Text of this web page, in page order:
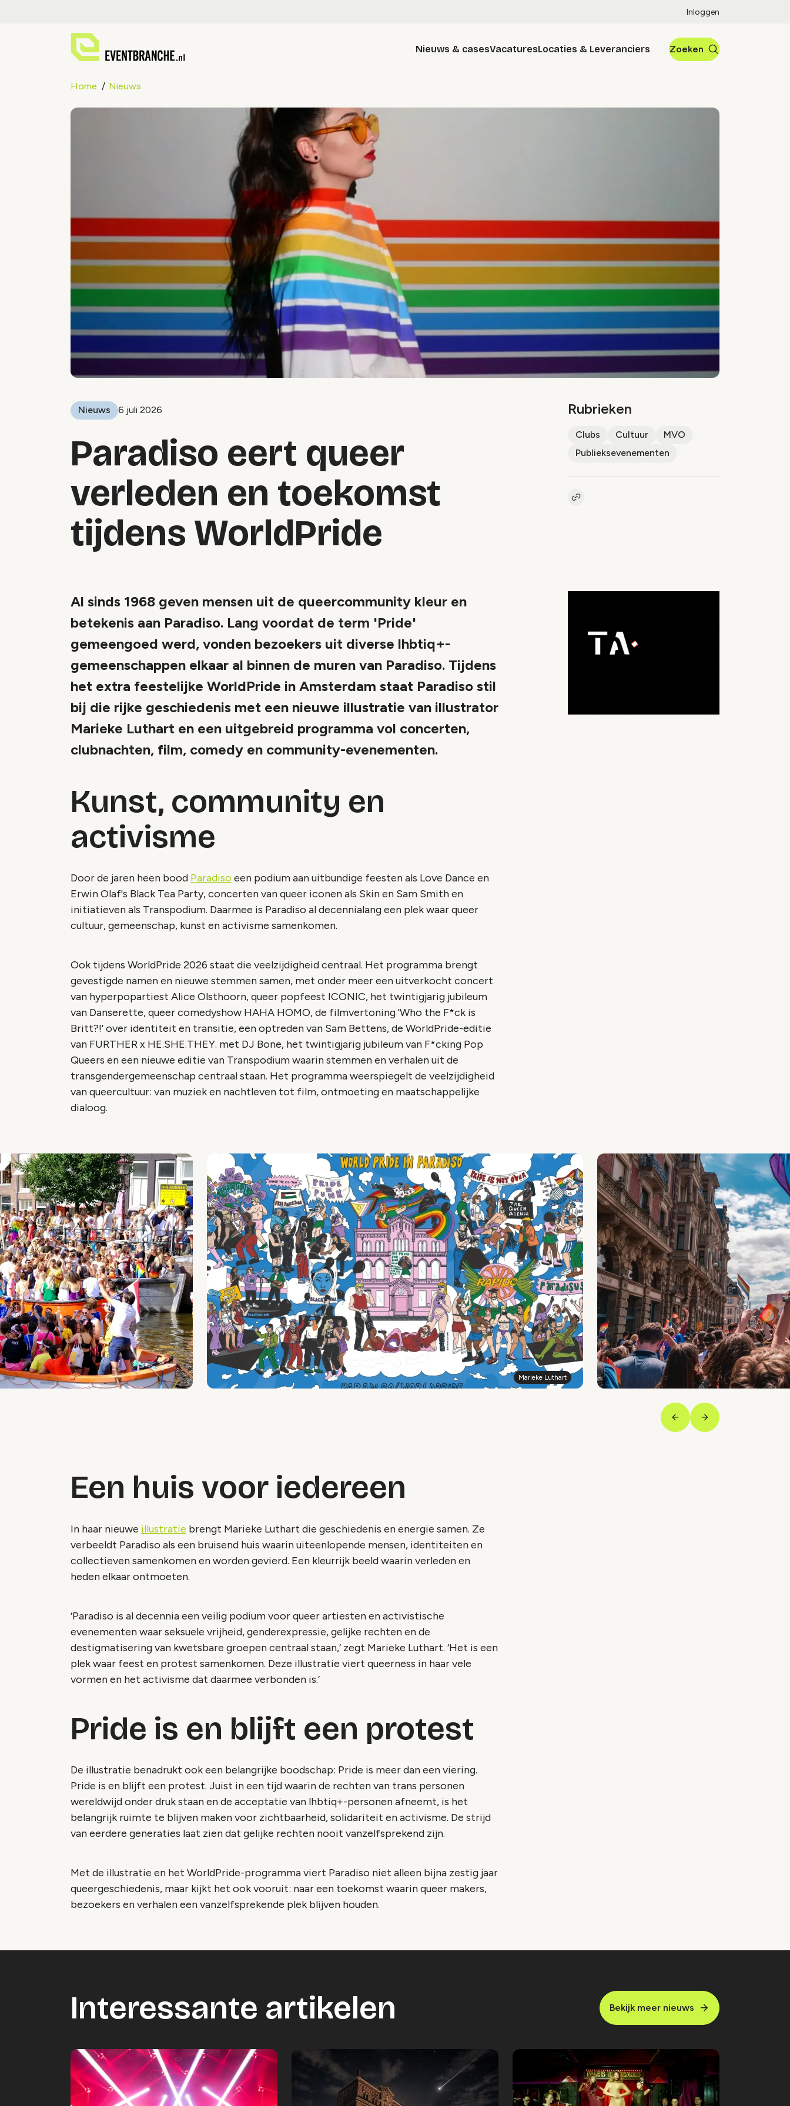
Inloggen
Nieuws & casesVacaturesLocaties & Leveranciers Zoeken
Home Nieuws
Nieuws 6 juli 2026
Paradiso eert queer
verleden en toekomst
tijdens WorldPride
Rubrieken
Clubs Cultuur
MVO
Publieksevenementen
Kopieer link naar artikel
Al sinds 1968 geven mensen uit de queercommunity kleur en
betekenis aan Paradiso. Lang voordat de term 'Pride'
gemeengoed werd, vonden bezoekers uit diverse lhbtiq+-
gemeenschappen elkaar al binnen de muren van Paradiso. Tijdens
het extra feestelijke WorldPride in Amsterdam staat Paradiso stil
bij die rijke geschiedenis met een nieuwe illustratie van illustrator
Marieke Luthart en een uitgebreid programma vol concerten,
clubnachten, film, comedy en community-evenementen.
Kunst, community en
activisme
Door de jaren heen bood Paradiso een podium aan uitbundige feesten als Love Dance en
Erwin Olaf's Black Tea Party, concerten van queer iconen als Skin en Sam Smith en
initiatieven als Transpodium. Daarmee is Paradiso al decennialang een plek waar queer
cultuur, gemeenschap, kunst en activisme samenkomen.
Ook tijdens WorldPride 2026 staat die veelzijdigheid centraal. Het programma brengt
gevestigde namen en nieuwe stemmen samen, met onder meer een uitverkocht concert
van hyperpopartiest Alice Olsthoorn, queer popfeest ICONIC, het twintigjarig jubileum
van Danserette, queer comedyshow HAHA HOMO, de filmvertoning 'Who the F*ck is
Britt?!' over identiteit en transitie, een optreden van Sam Bettens, de WorldPride-editie
van FURTHER x HE.SHE.THEY. met DJ Bone, het twintigjarig jubileum van F*cking Pop
Queers en een nieuwe editie van Transpodium waarin stemmen en verhalen uit de
transgendergemeenschap centraal staan. Het programma weerspiegelt de veelzijdigheid
van queercultuur: van muziek en nachtleven tot film, ontmoeting en maatschappelijke
dialoog.
Marieke Luthart
Vorige Volgende
Een huis voor iedereen
In haar nieuwe illustratie brengt Marieke Luthart die geschiedenis en energie samen. Ze
verbeeldt Paradiso als een bruisend huis waarin uiteenlopende mensen, identiteiten en
collectieven samenkomen en worden gevierd. Een kleurrijk beeld waarin verleden en
heden elkaar ontmoeten.
‘Paradiso is al decennia een veilig podium voor queer artiesten en activistische
evenementen waar seksuele vrijheid, genderexpressie, gelijke rechten en de
destigmatisering van kwetsbare groepen centraal staan,’ zegt Marieke Luthart. ‘Het is een
plek waar feest en protest samenkomen. Deze illustratie viert queerness in haar vele
vormen en het activisme dat daarmee verbonden is.’
Pride is en blijft een protest
De illustratie benadrukt ook een belangrijke boodschap: Pride is meer dan een viering.
Pride is en blijft een protest. Juist in een tijd waarin de rechten van trans personen
wereldwijd onder druk staan en de acceptatie van lhbtiq+-personen afneemt, is het
belangrijk ruimte te blijven maken voor zichtbaarheid, solidariteit en activisme. De strijd
van eerdere generaties laat zien dat gelijke rechten nooit vanzelfsprekend zijn.
Met de illustratie en het WorldPride-programma viert Paradiso niet alleen bijna zestig jaar
queergeschiedenis, maar kijkt het ook vooruit: naar een toekomst waarin queer makers,
bezoekers en verhalen een vanzelfsprekende plek blijven houden.
Interessante artikelen Bekijk meer nieuws